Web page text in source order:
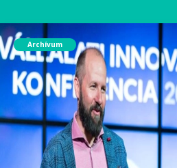
Archívum